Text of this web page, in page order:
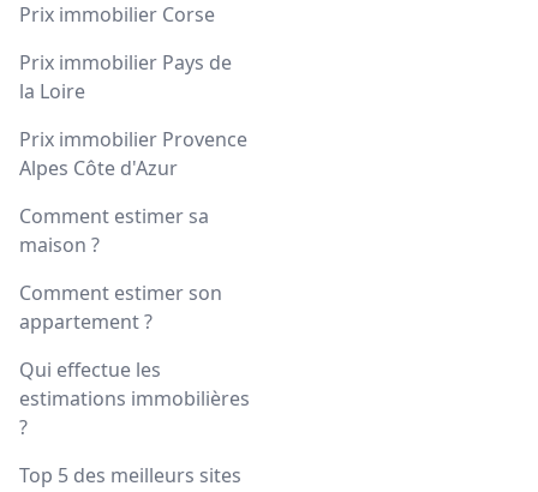
Prix immobilier Corse
Prix immobilier Pays de
la Loire
Prix immobilier Provence
Alpes Côte d'Azur
Comment estimer sa
maison ?
Comment estimer son
appartement ?
Qui effectue les
estimations immobilières
?
Top 5 des meilleurs sites